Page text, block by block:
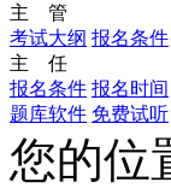
主 管
考试大纲 报名条件
主 任
报名条件 报名时间
题库软件 免费试听
您的位